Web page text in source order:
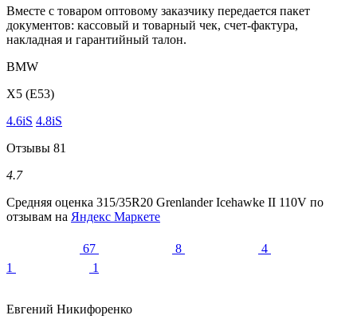
Вместе с товаром оптовому заказчику передается пакет
документов: кассовый и товарный чек, счет-фактура,
накладная и гарантийный талон.
BMW
X5 (E53)
4.6iS 4.8iS
Отзывы 81
4.7
Средняя оценка 315/35R20 Grenlander Icehawke II 110V по
отзывам на Яндекс Маркете
67 8
4
1
1
Евгений Никифоренко